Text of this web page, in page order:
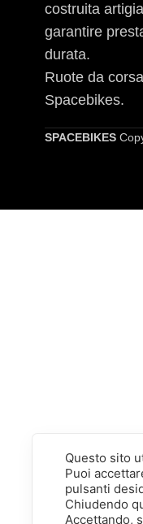
costruita
garantire
durata.
Ruote da
Spacebikes.
SPACEBIKES
Questo sito
Puoi
pulsanti
Chiudendo
Accettando,